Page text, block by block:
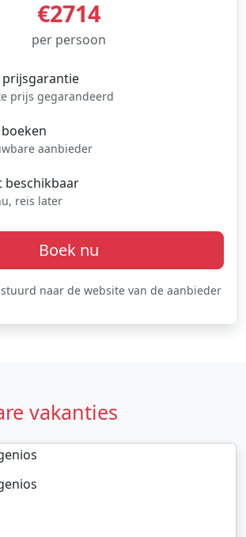
€2714
per persoon
prijsgarantie
prijs gegarandeerd
aanbieder
beschikbaar
reis later
Boek nu
naar de website van de aanbieder
vakanties